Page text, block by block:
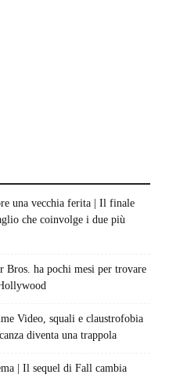
una vecchia ferita | Il finale
che coinvolge i due più
Bros. ha pochi mesi per trovare
Video, squali e claustrofobia
diventa una trappola
| Il sequel di Fall cambia